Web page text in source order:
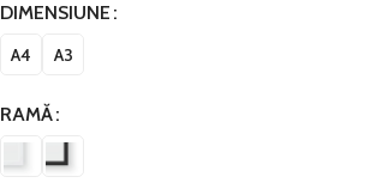
DIMENSIUNE
A4 A3
RAMĂ